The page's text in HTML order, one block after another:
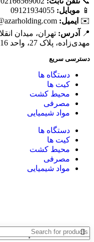
📱 موبایل:
✉️ ایمیل:
📍
آدرس: تهران، میدان
مهدی‌زاده، پلاک 27، واحد 16
دسترسی سریع
دستگاه ها
کیت ها
محیط کشت
مصرفی
مواد شیمیایی
دستگاه ها
کیت ها
محیط کشت
مصرفی
مواد شیمیایی